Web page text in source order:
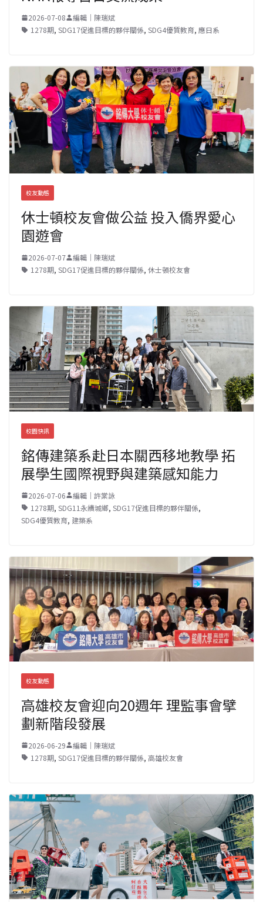
2026-07-08
編輯｜陳瑞斌
1278期, SDG17促進目標的夥伴關係, SDG4優質教育, 應日系
校友動態
休士頓校友會做公益 投入僑界愛心
園遊會
2026-07-07
編輯｜陳瑞斌
1278期, SDG17促進目標的夥伴關係, 休士頓校友會
校園快訊
銘傳建築系赴日本關西移地教學 拓
展學生國際視野與建築感知能力
2026-07-06
編輯｜許棠詠
1278期, SDG11永續城鄉, SDG17促進目標的夥伴關係,
SDG4優質教育, 建築系
校友動態
高雄校友會迎向20週年 理監事會擘
劃新階段發展
2026-06-29
編輯｜陳瑞斌
1278期, SDG17促進目標的夥伴關係, 高雄校友會